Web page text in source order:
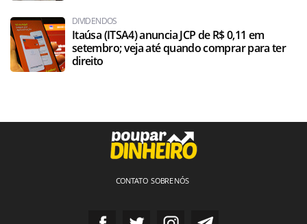
DIVIDENDOS
Itaúsa (ITSA4) anuncia JCP de R$ 0,11 em
setembro; veja até quando comprar para ter
direito
CONTATO SOBRE NÓS